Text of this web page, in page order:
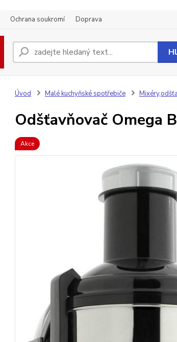
Ochrana soukromí Doprava
Úvod Malé kuchyňské spotřebiče
Odšťavňovač Omega
Akce